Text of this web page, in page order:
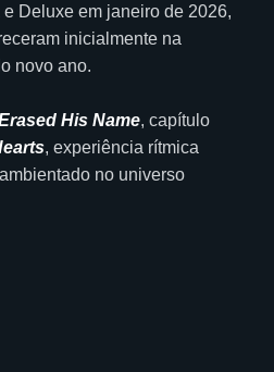
Deluxe em janeiro de 2026,
inicialmente na
novo ano.
His Name, capítulo
, experiência rítmica
no universo